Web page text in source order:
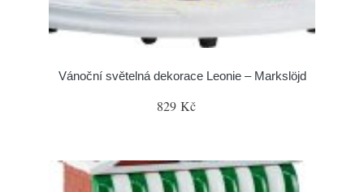
Vánoční světelná dekorace Leonie – Markslöjd
829 Kč